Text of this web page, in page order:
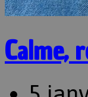
Calme,